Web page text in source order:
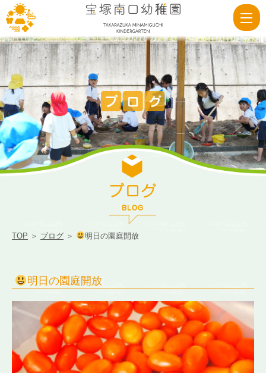
明
日
の
園
庭
開
放
|
口
稚
園
TOP ＞ ブログ ＞ 明日の園庭開放
明日の園庭開放